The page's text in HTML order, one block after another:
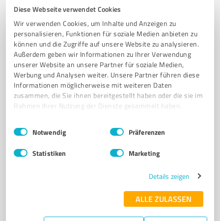
Diese Webseite verwendet Cookies
Wir verwenden Cookies, um Inhalte und Anzeigen zu
personalisieren, Funktionen für soziale Medien anbieten zu
können und die Zugriffe auf unsere Website zu analysieren.
Außerdem geben wir Informationen zu Ihrer Verwendung
unserer Website an unsere Partner für soziale Medien,
Werbung und Analysen weiter. Unsere Partner führen diese
Informationen möglicherweise mit weiteren Daten
zusammen, die Sie ihnen bereitgestellt haben oder die sie im
Rahmen Ihrer Nutzung der Dienste gesammelt haben.
Impressum Datenschutzbestimmungen
Einwilligungsauswahl
Notwendig Präferenzen
Statistiken Marketing
Details zeigen
ALLE ZULASSEN
N
Natur & Umwelt
Nagelstudios
O Branchen mit O
Optiker
Onlineshops